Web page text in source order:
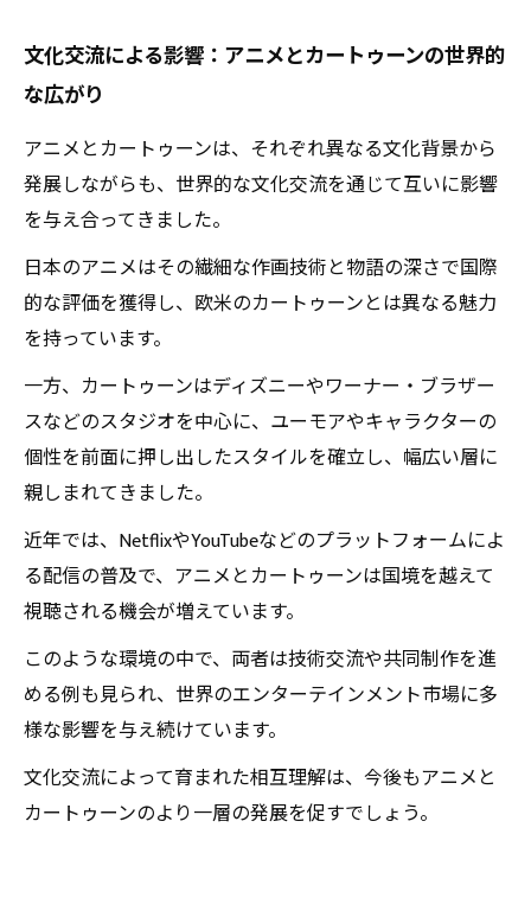
文化交流による影響：アニメとカートゥーンの世界的
な広がり
アニメとカートゥーンは、それぞれ異なる文化背景から
発展しながらも、世界的な文化交流を通じて互いに影響
を与え合ってきました。
日本のアニメはその繊細な作画技術と物語の深さで国際
的な評価を獲得し、欧米のカートゥーンとは異なる魅力
を持っています。
一方、カートゥーンはディズニーやワーナー・ブラザー
スなどのスタジオを中心に、ユーモアやキャラクターの
個性を前面に押し出したスタイルを確立し、幅広い層に
親しまれてきました。
近年では、NetflixやYouTubeなどのプラットフォームによ
る配信の普及で、アニメとカートゥーンは国境を越えて
視聴される機会が増えています。
このような環境の中で、両者は技術交流や共同制作を進
める例も見られ、世界のエンターテインメント市場に多
様な影響を与え続けています。
文化交流によって育まれた相互理解は、今後もアニメと
カートゥーンのより一層の発展を促すでしょう。